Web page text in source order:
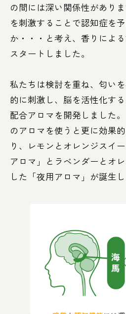
の間には深い関係性があり
を刺激することで認知症を
か・・・と考え、香りによ
スタートしました。
私たちは検討を重ね、匂い
的に刺激し、脳を活性化す
配合アロマを開発しました
のアロマを使うと更に効果
り、レモンとオレンジスイ
アロマ」とラベンダーとオ
した「夜用アロマ」が誕生し